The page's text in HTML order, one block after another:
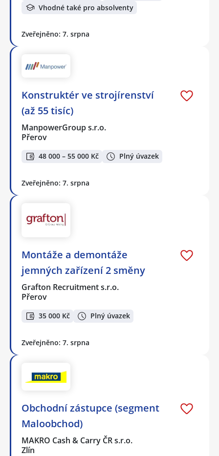
Vhodné také pro absolventy
Zveřejněno: 7. srpna
Konstruktér ve strojírenství
(až 55 tisíc)
ManpowerGroup s.r.o.
Přerov
48 000 – 55 000 Kč Plný úvazek
Zveřejněno: 7. srpna
Montáže a demontáže
jemných zařízení 2 směny
Grafton Recruitment s.r.o.
Přerov
35 000 Kč Plný úvazek
Zveřejněno: 7. srpna
Obchodní zástupce (segment
Maloobchod)
MAKRO Cash & Carry ČR s.r.o.
Zlín